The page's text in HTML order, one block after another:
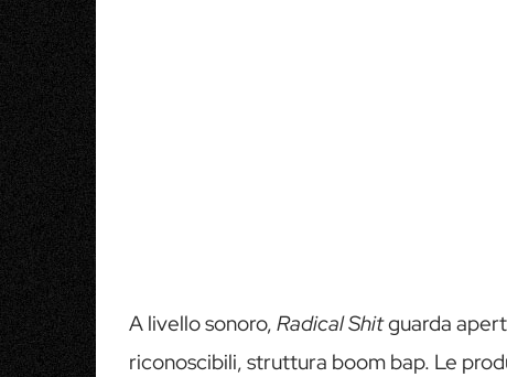
A livello sonoro, Radical Shitguarda
riconoscibili, struttura boom bap. Le